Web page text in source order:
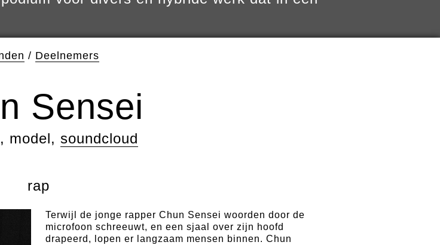
/ Deelnemers
Sensei
model, soundcloud
rap
Terwijl de jonge rapper Chun Sensei woorden door de
microfoon schreeuwt, en een sjaal over zijn hoofd
drapeerd, lopen er langzaam mensen binnen. Chun